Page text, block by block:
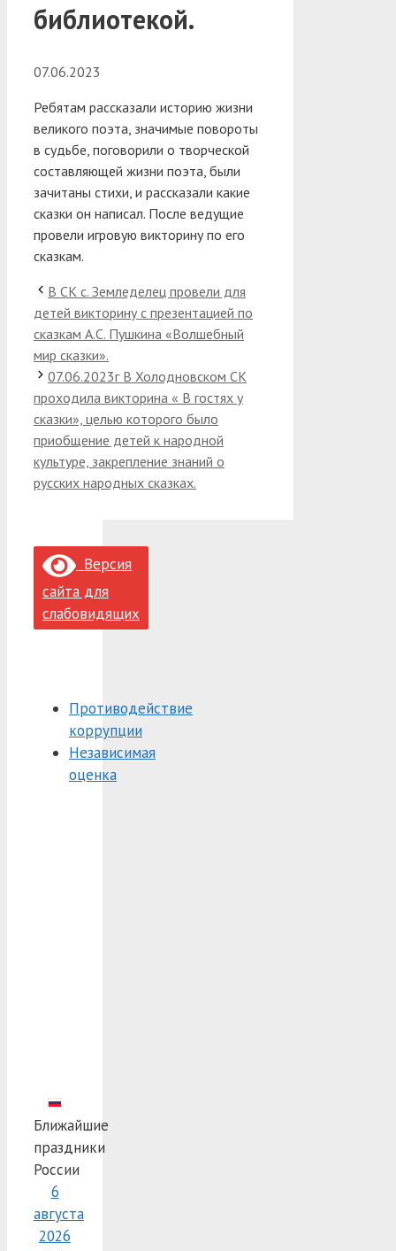
библиотекой.
07.06.2023
Ребятам рассказали историю жизни
великого поэта, значимые повороты
в судьбе, поговорили о творческой
составляющей жизни поэта, были
зачитаны стихи, и рассказали какие
сказки он написал. После ведущие
провели игровую викторину по его
сказкам.
В СК с. Земледелец провели для
детей викторину с презентацией по
сказкам А.С. Пушкина «Волшебный
мир сказки».
07.06.2023г В Холодновском СК
проходила викторина « В гостях у
сказки», целью которого было
приобщение детей к народной
культуре, закрепление знаний о
русских народных сказках.
Версия
сайта для
слабовидящих
Противодействие
коррупции
Независимая
оценка
Ближайшие
праздники
России
6
августа
2026